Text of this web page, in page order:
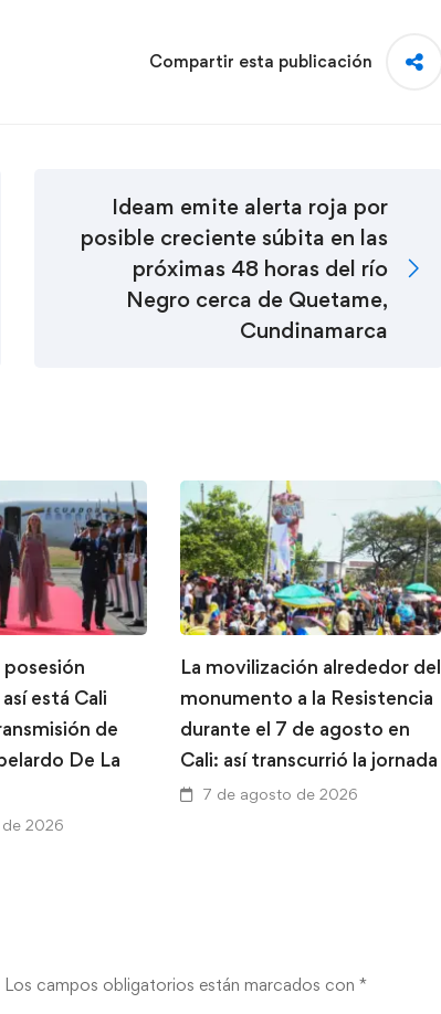
Compartir esta publicación
Ideam emite alerta roja por
posible creciente súbita en las
próximas 48 horas del río
Negro cerca de Quetame,
Cundinamarca
posesión
está Cali
de
De La
2026
La movilización alrededor del
monumento a la Resistencia
durante el 7 de agosto en
Cali: así transcurrió la jornada
7 de agosto de 2026
Los campos obligatorios están marcados con *